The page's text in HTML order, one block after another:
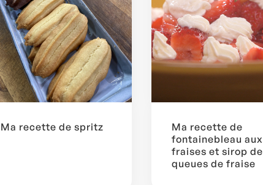
Ma recette de spritz
Ma recette de
fontainebleau aux
fraises et sirop de
queues de fraise